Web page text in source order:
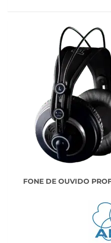
FONE DE OUVIDO